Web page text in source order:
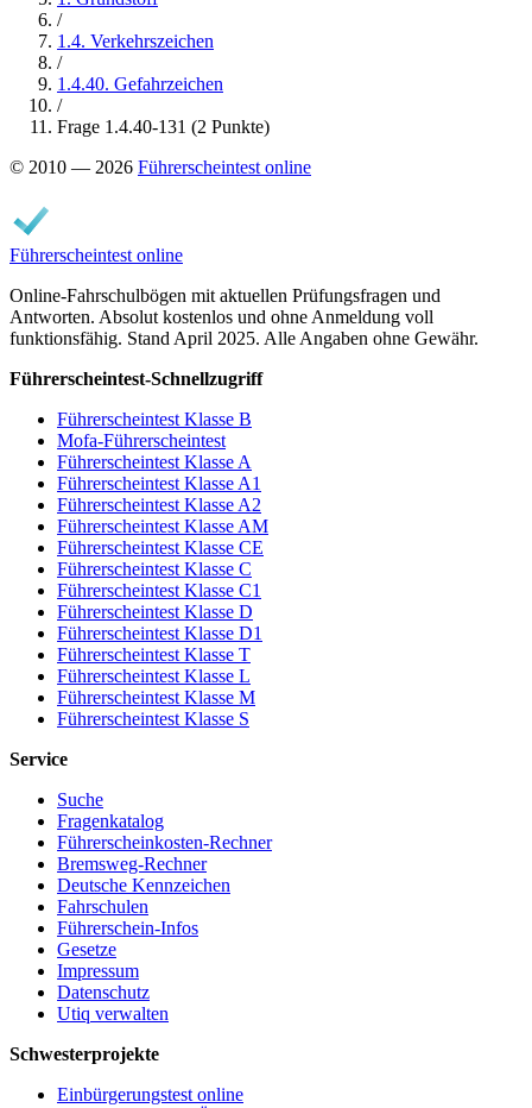
/
1.4. Verkehrszeichen
/
1.4.40. Gefahrzeichen
/
Frage 1.4.40-131 (2 Punkte)
© 2010 — 2026 Führerscheintest online
Führerscheintest online
Online-Fahrschulbögen mit aktuellen Prüfungsfragen und
Antworten. Absolut kostenlos und ohne Anmeldung voll
funktionsfähig. Stand April 2025. Alle Angaben ohne Gewähr.
Führerscheintest-Schnellzugriff
Führerscheintest Klasse B
Mofa-Führerscheintest
Führerscheintest Klasse A
Führerscheintest Klasse A1
Führerscheintest Klasse A2
Führerscheintest Klasse AM
Führerscheintest Klasse CE
Führerscheintest Klasse C
Führerscheintest Klasse C1
Führerscheintest Klasse D
Führerscheintest Klasse D1
Führerscheintest Klasse T
Führerscheintest Klasse L
Führerscheintest Klasse M
Führerscheintest Klasse S
Service
Suche
Fragenkatalog
Führerscheinkosten-Rechner
Bremsweg-Rechner
Deutsche Kennzeichen
Fahrschulen
Führerschein-Infos
Gesetze
Impressum
Datenschutz
Utiq verwalten
Schwesterprojekte
Einbürgerungstest online